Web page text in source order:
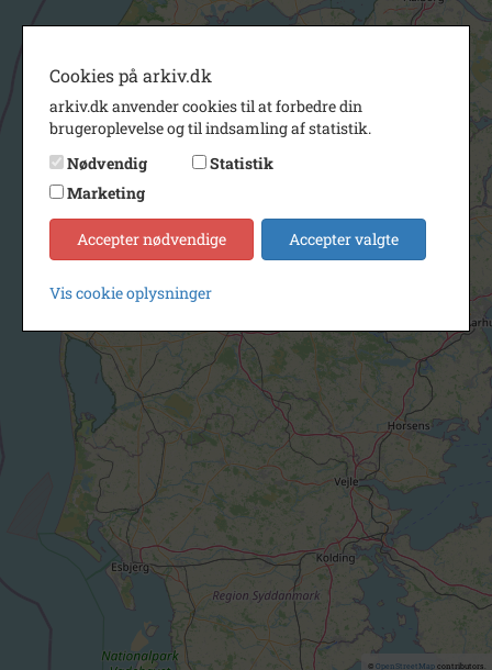
© OpenStreetMapcontributors.
Cookies på arkiv.dk
arkiv.dk anvender cookies til at forbedre din
brugeroplevelse og til indsamling af statistik.
Nødvendig
Statistik
Marketing
Accepter nødvendige Accepter valgte
Vis cookie oplysninger